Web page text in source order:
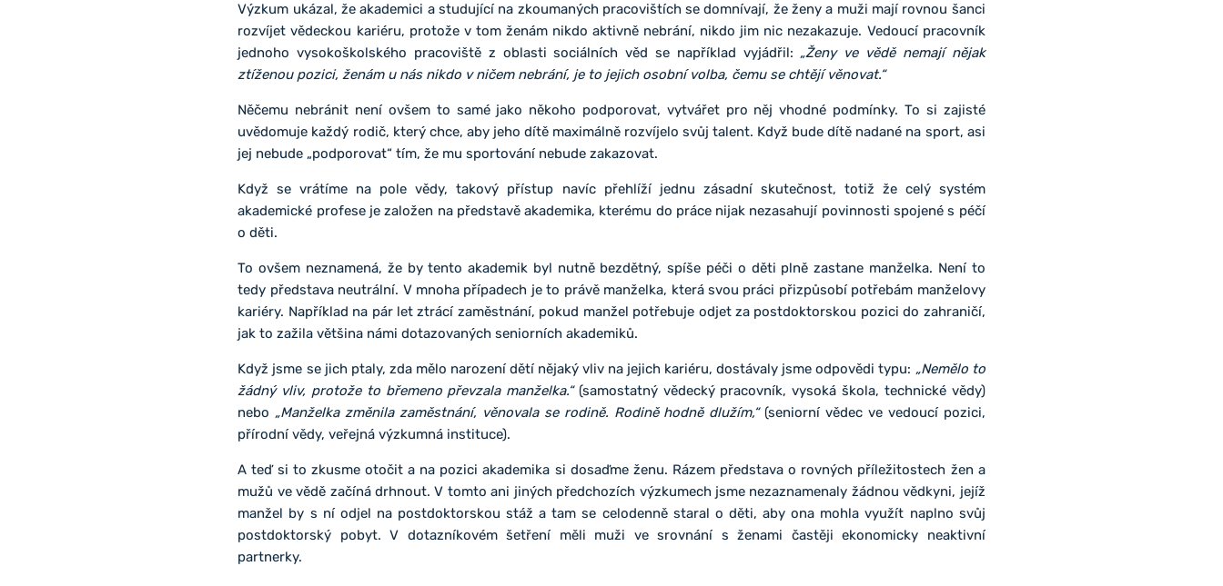
Výzkum ukázal, že akademici a studující na zkoumaných pracovištích se domnívají, že ženy a muži mají rovnou šanci
rozvíjet vědeckou kariéru, protože v tom ženám nikdo aktivně nebrání, nikdo jim nic nezakazuje. Vedoucí pracovník
jednoho vysokoškolského pracoviště z oblasti sociálních věd se například vyjádřil: „Ženy ve vědě nemají nějak
ztíženou pozici, ženám u nás nikdo v ničem nebrání, je to jejich osobní volba, čemu se chtějí věnovat.“
Něčemu nebránit není ovšem to samé jako někoho podporovat, vytvářet pro něj vhodné podmínky. To si zajisté
uvědomuje každý rodič, který chce, aby jeho dítě maximálně rozvíjelo svůj talent. Když bude dítě nadané na sport, asi
jej nebude „podporovat“ tím, že mu sportování nebude zakazovat.
Když se vrátíme na pole vědy, takový přístup navíc přehlíží jednu zásadní skutečnost, totiž že celý systém
akademické profese je založen na představě akademika, kterému do práce nijak nezasahují povinnosti spojené s péčí
o děti.
To ovšem neznamená, že by tento akademik byl nutně bezdětný, spíše péči o děti plně zastane manželka. Není to
tedy představa neutrální. V mnoha případech je to právě manželka, která svou práci přizpůsobí potřebám manželovy
kariéry. Například na pár let ztrácí zaměstnání, pokud manžel potřebuje odjet za postdoktorskou pozici do zahraničí,
jak to zažila většina námi dotazovaných seniorních akademiků.
Když jsme se jich ptaly, zda mělo narození dětí nějaký vliv na jejich kariéru, dostávaly jsme odpovědi typu: „Nemělo to
žádný vliv, protože to břemeno převzala manželka.“(samostatný vědecký pracovník, vysoká škola, technické vědy)
nebo „Manželka změnila zaměstnání, věnovala se rodině. Rodině hodně dlužím,“(seniorní vědec ve vedoucí pozici,
přírodní vědy, veřejná výzkumná instituce).
A teď si to zkusme otočit a na pozici akademika si dosaďme ženu. Rázem představa o rovných příležitostech žen a
mužů ve vědě začíná drhnout. V tomto ani jiných předchozích výzkumech jsme nezaznamenaly žádnou vědkyni, jejíž
manžel by s ní odjel na postdoktorskou stáž a tam se celodenně staral o děti, aby ona mohla využít naplno svůj
postdoktorský pobyt. V dotazníkovém šetření měli muži ve srovnání s ženami častěji ekonomicky neaktivní
partnerky.